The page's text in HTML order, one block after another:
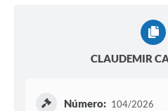
CLAUDEMIR
Número: 104/2026